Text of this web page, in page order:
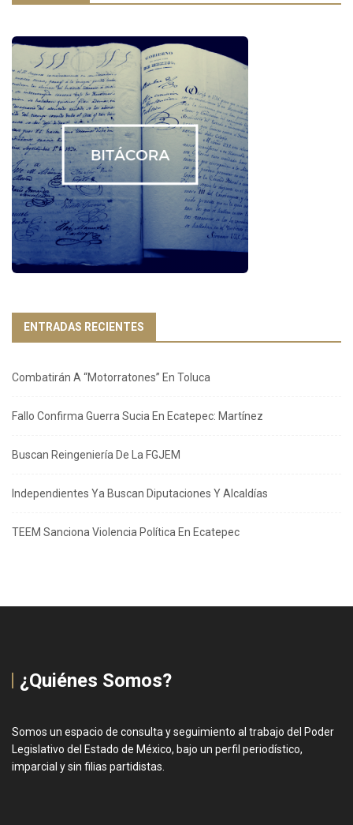
ENTRADAS RECIENTES
Combatirán A “Motorratones” En Toluca
Fallo Confirma Guerra Sucia En Ecatepec: Martínez
Buscan Reingeniería De La FGJEM
Independientes Ya Buscan Diputaciones Y Alcaldías
TEEM Sanciona Violencia Política En Ecatepec
¿Quiénes Somos?
Somos un espacio de consulta y seguimiento al trabajo del Poder
Legislativo del Estado de México, bajo un perfil periodístico,
imparcial y sin filias partidistas.